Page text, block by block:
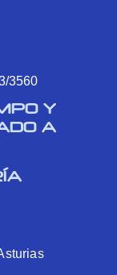
3560
Y
A